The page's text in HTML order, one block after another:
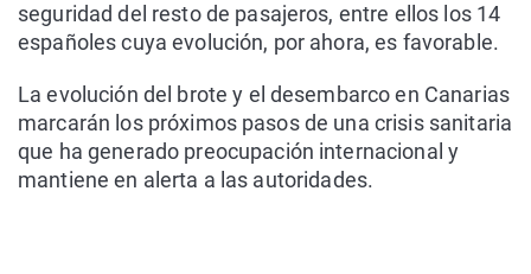
seguridad del resto de pasajeros, entre ellos los 14
españoles cuya evolución, por ahora, es favorable.
La evolución del brote y el desembarco en Canarias
marcarán los próximos pasos de una crisis sanitaria
que ha generado preocupación internacional y
mantiene en alerta a las autoridades.